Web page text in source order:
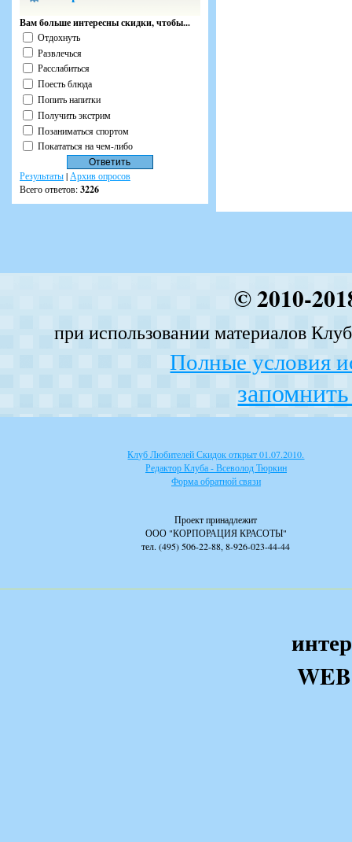
Вам больше интересны скидки, чтобы...
Отдохнуть
Развлечься
Расслабиться
Поесть блюда
Попить напитки
Получить экстрим
Позаниматься спортом
Покататься на чем-либо
Результаты| Архив опросов
Всего ответов:3226
© 2010-
при использовании материалов
Полные условия
Клуб Любителей Скидок открыт 01.07.2010.
Редактор Клуба - Всеволод Тюркин
Форма обратной связи
Проект принадлежит
ООО "КОРПОРАЦИЯ КРАСОТЫ"
тел. (495) 506-22-88, 8-926-023-44-44